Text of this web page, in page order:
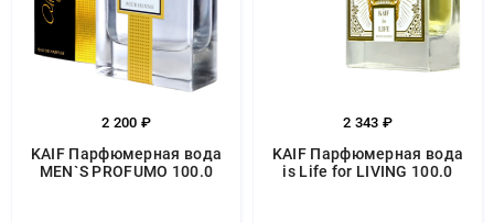
2 200 ₽
KAIF Парфюмерная вода
MEN`S PROFUMO 100.0
2 343 ₽
KAIF Парфюмерная вода
is Life for LIVING 100.0